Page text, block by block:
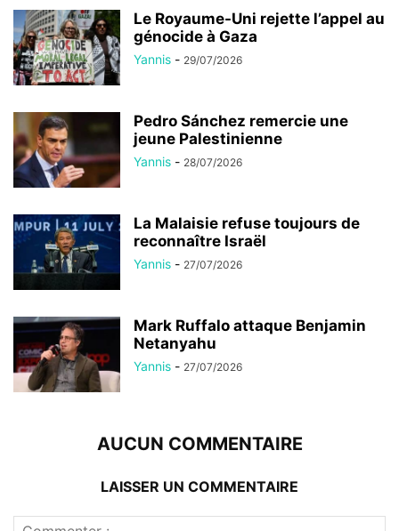
Le Royaume-Uni rejette l’appel au
génocide à Gaza
Yannis - 29/07/2026
Pedro Sánchez remercie une
jeune Palestinienne
Yannis - 28/07/2026
La Malaisie refuse toujours de
reconnaître Israël
Yannis - 27/07/2026
Mark Ruffalo attaque Benjamin
Netanyahu
Yannis - 27/07/2026
AUCUN COMMENTAIRE
LAISSER UN COMMENTAIRE